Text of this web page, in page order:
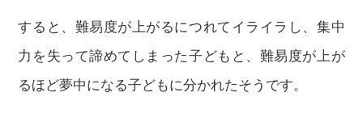
すると、難易度が上がるにつれてイライラし、集中
力を失って諦めてしまった子どもと、難易度が上が
るほど夢中になる子どもに分かれたそうです。